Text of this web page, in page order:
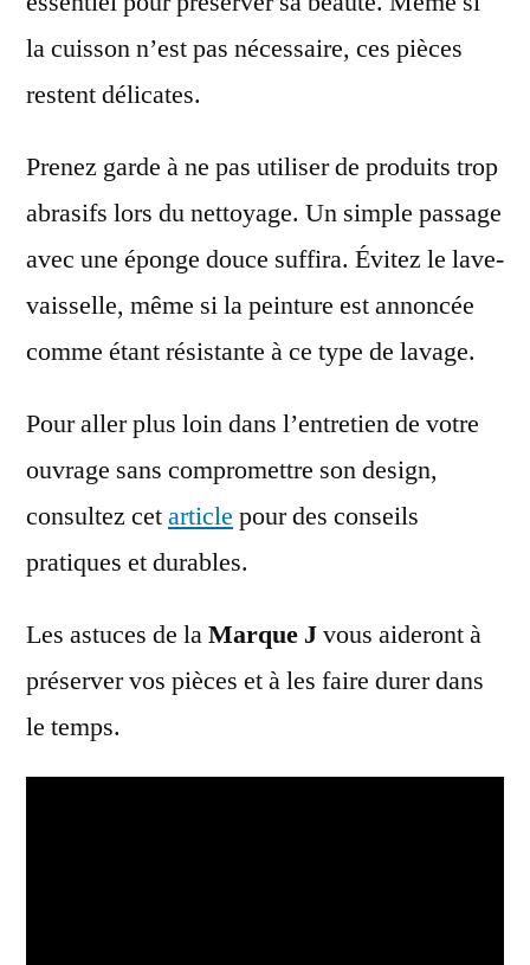
la cuisson n’est pas nécessaire, ces pièces
restent délicates.
Prenez garde à ne pas utiliser de produits trop
abrasifs lors du nettoyage. Un simple passage
avec une éponge douce suffira. Évitez le lave-
vaisselle, même si la peinture est annoncée
comme étant résistante à ce type de lavage.
Pour aller plus loin dans l’entretien de votre
ouvrage sans compromettre son design,
consultez cetarticle pour des conseils
pratiques et durables.
Les astuces de laMarque Jvous aideront à
préserver vos pièces et à les faire durer dans
le temps.